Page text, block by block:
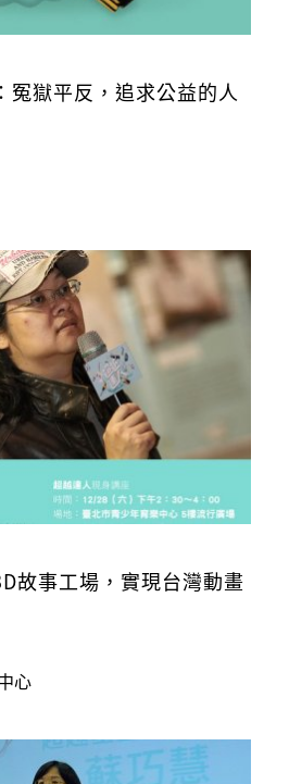
冤獄平反，追求公益的人
故事工場，實現台灣動畫
心